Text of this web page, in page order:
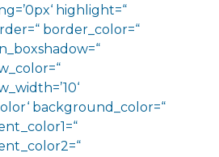
highlight=“
border_color=“
background_color=“